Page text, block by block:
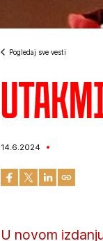
Pogledaj sve vesti
14.6.2024
U novom